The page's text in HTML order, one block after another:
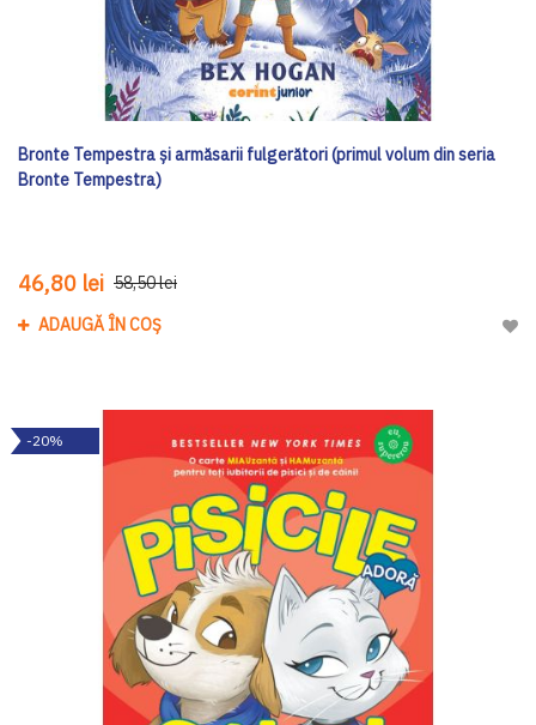
Bronte Tempestra și armăsarii fulgerători (primul volum din seria
Bronte Tempestra)
46,80 lei 58,50 lei
ADAUGĂ ÎN COȘ
-20%